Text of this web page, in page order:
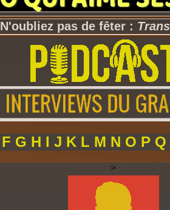
F G H IJ K L M N O P
>